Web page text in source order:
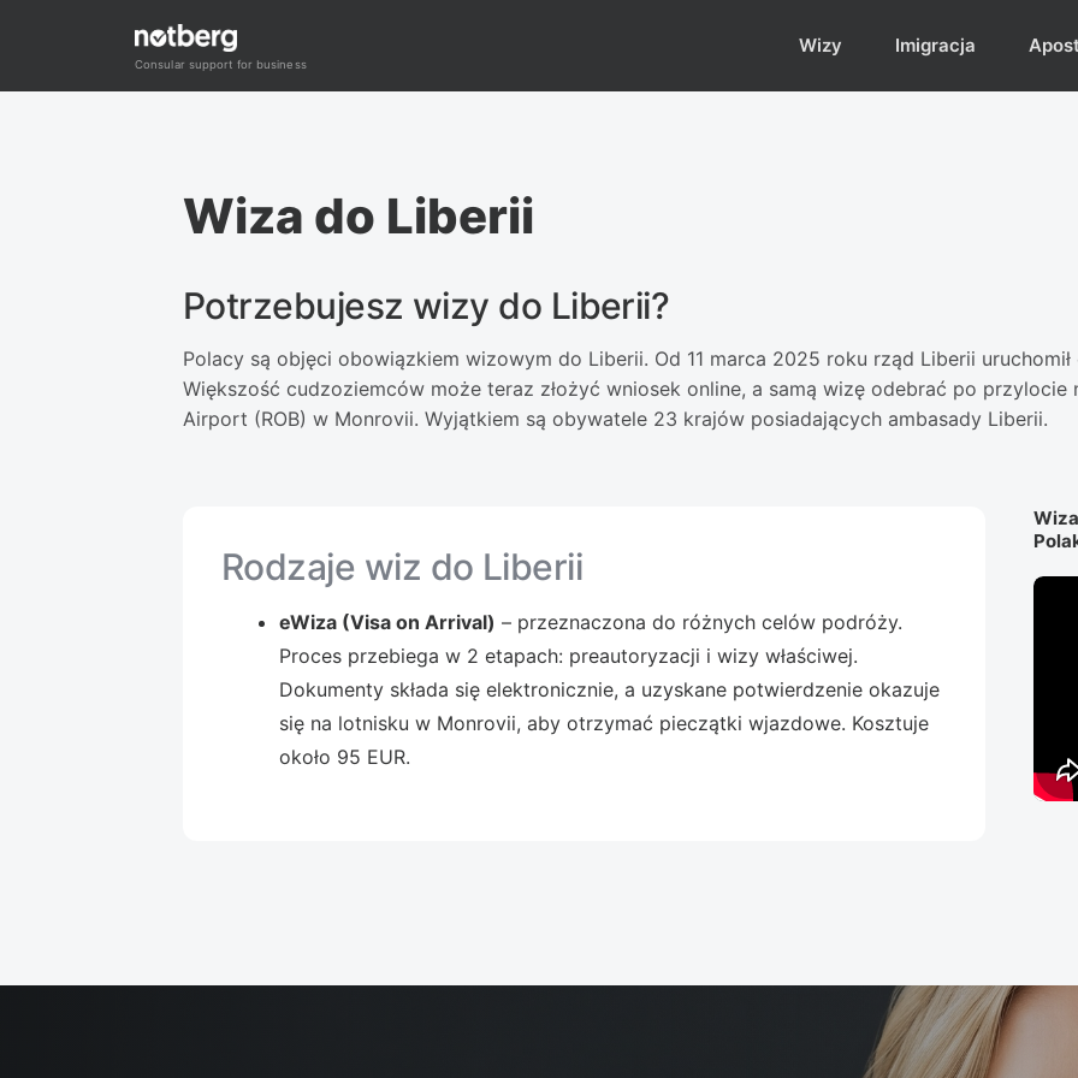
Consular support for business
Wizy Imigracja
Wiza do Liberii
Potrzebujesz wizy do Liberii?
Polacy są objęci obowiązkiem wizowym do Liberii. Od 11 marca 2025 roku rząd Liberii
Większość cudzoziemców może teraz złożyć wniosek online, a samą wizę odebrać po
Airport (ROB) w Monrovii. Wyjątkiem są obywatele 23 krajów posiadających ambasady Liberii.
Rodzaje wiz do Liberii
eWiza (Visa on Arrival) – przeznaczona do różnych celów podróży.
Proces przebiega w 2 etapach: preautoryzacji i wizy właściwej.
Dokumenty składa się elektronicznie, a uzyskane potwierdzenie okazuje
się na lotnisku w Monrovii, aby otrzymać pieczątki wjazdowe. Kosztuje
około 95 EUR.